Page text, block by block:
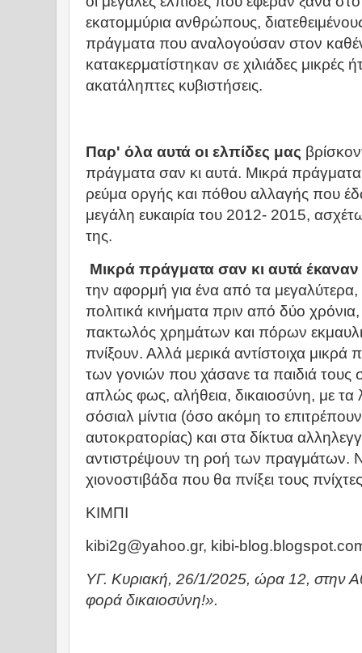
εκατομμύρια ανθρώπους,
πράγματα που αναλογούσαν στον
κατακερματίστηκαν σε χιλιάδες μικρές
ακατάληπτες κυβιστήσεις.
Παρ' όλα αυτά οι ελπίδες μας
πράγματα σαν κι αυτά. Μικρά
ρεύμα οργής και πόθου αλλαγής που
μεγάλη ευκαιρία του 2012- 2015,
της.
Μικρά πράγματα σαν κι αυτά έκαναν
την αφορμή για ένα από τα
πολιτικά κινήματα πριν από δύο
πακτωλός χρημάτων και πόρων
πνίξουν. Αλλά μερικά αντίστοιχα
των γονιών που χάσανε τα παιδιά τους
απλώς φως, αλήθεια, δικαιοσύνη, με τα
σόσιαλ μίντια (όσο ακόμη το
αυτοκρατορίας) και στα δίκτυα
αντιστρέψουν τη ροή των πραγμάτων.
χιονοστιβάδα που θα πνίξει τους
ΚΙΜΠΙ
kibi2g@yahoo.gr, kibi-
ΥΓ. Κυριακή, 26/1/2025, ώρα 12, στην
φορά δικαιοσύνη!».